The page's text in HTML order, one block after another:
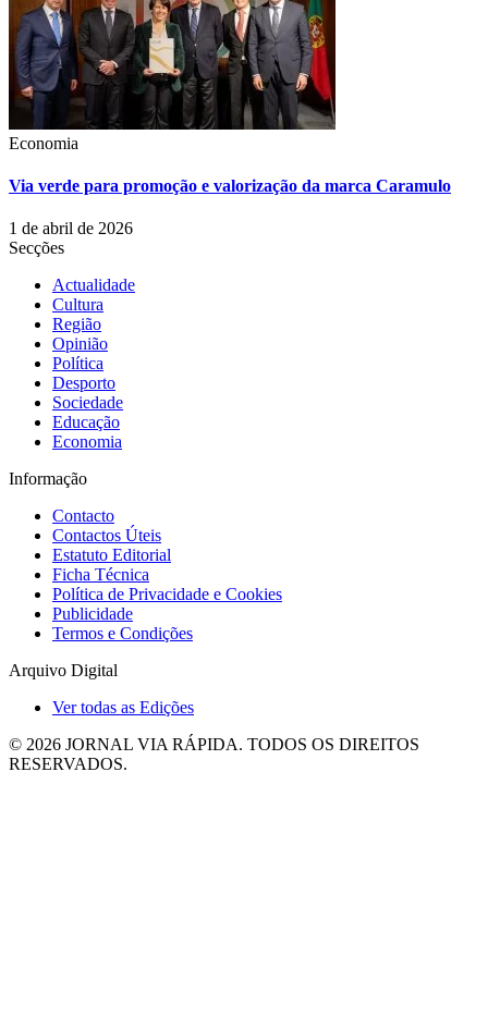
Economia
Via verde para promoção e valorização da marca Caramulo
1 de abril de 2026
Secções
Actualidade
Cultura
Região
Opinião
Política
Desporto
Sociedade
Educação
Economia
Informação
Contacto
Contactos Úteis
Estatuto Editorial
Ficha Técnica
Política de Privacidade e Cookies
Publicidade
Termos e Condições
Arquivo Digital
Ver todas as Edições
© 2026 JORNAL VIA RÁPIDA. TODOS OS DIREITOS
RESERVADOS.